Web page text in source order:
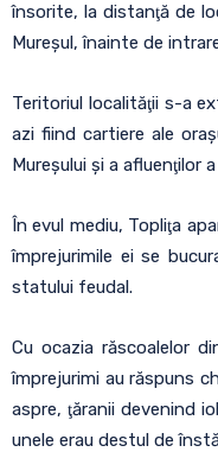
însorite, la distanţă de
Mureşul, înainte de
Teritoriul localităţii s-a
azi fiind cartiere ale
Mureşului şi a afluenţilor
În evul mediu, Topliţa
împrejurimile ei se
statului feudal.
Cu ocazia răscoalelor
împrejurimi au răspuns
aspre, ţăranii devenind
unele erau destul de